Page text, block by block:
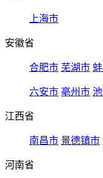
上海市
安徽省
合肥市 芜湖市
六安市 亳州市
江西省
南昌市 景德镇市
河南省